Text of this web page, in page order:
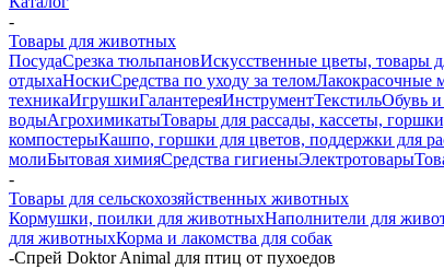
-
Товары для животных
ПосудаСрезка тюльпановИскусственные цветы, товары
отдыхаНоскиСредства по уходу за теломЛакокрасочные
техникаИгрушкиГалантереяИнструментТекстильОбувь и
водыАгрохимикатыТовары для рассады, кассеты,
компостерыКашпо, горшки для цветов, поддержки для
молиБытовая химияСредства гигиеныЭлектротовары
-
Товары для сельскохозяйственных животных
Кормушки, поилки для животныхНаполнители для
для животныхКорма и лакомства для собак
-Спрей Doktor Animal для птиц от пухоедов